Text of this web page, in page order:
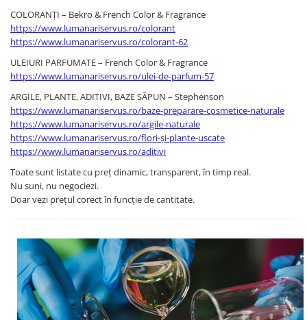
COLORANȚI – Bekro & French Color & Fragrance
https://www.lumanariservus.ro/colorant
https://www.lumanariservus.ro/colorant-62
ULEIURI PARFUMATE – French Color & Fragrance
https://www.lumanariservus.ro/ulei-de-parfum-57
ARGILE, PLANTE, ADITIVI, BAZE SĂPUN – Stephenson
https://www.lumanariservus.ro/baze-preparare-cosmetice-naturale
https://www.lumanariservus.ro/argile-naturale
https://www.lumanariservus.ro/flori-și-plante-uscate
https://www.lumanariservus.ro/aditivi
Toate sunt listate cu preț dinamic, transparent, în timp real.
Nu suni, nu negociezi.
Doar vezi prețul corect în funcție de cantitate.